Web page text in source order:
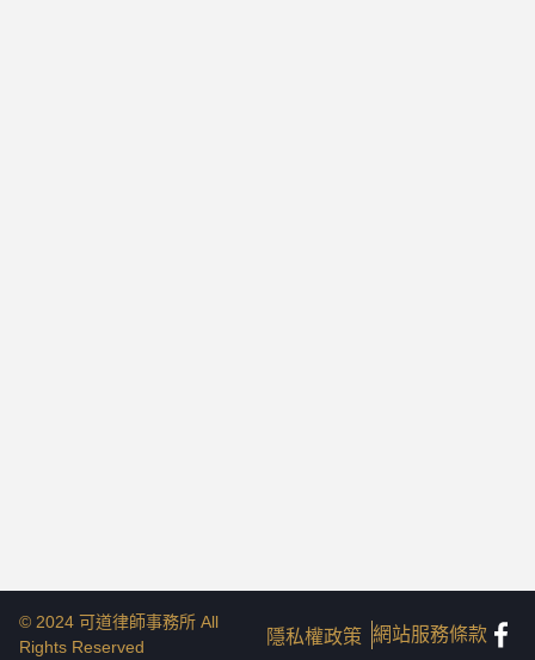
© 2024 可道律師事務所 All
Rights Reserved
隱私權政策 網站服務條款